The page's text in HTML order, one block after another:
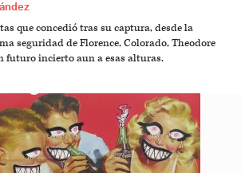
que concedió tras su captura, desde la
seguridad de Florence, Colorado, Theodore
futuro incierto aun a esas alturas.